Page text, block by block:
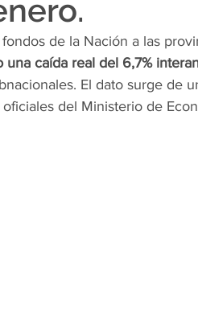
de la Nación a las
caída real del 6,7%
El dato surge de
del Ministerio de